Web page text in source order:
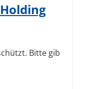
Bitte gib